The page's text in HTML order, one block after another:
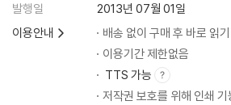
발행일
2013년 07월 01일
이용안내
배송 없이 구매 후 바로 읽기
이용기간 제한없음
TTS 가능
저작권 보호를 위해 인쇄 기